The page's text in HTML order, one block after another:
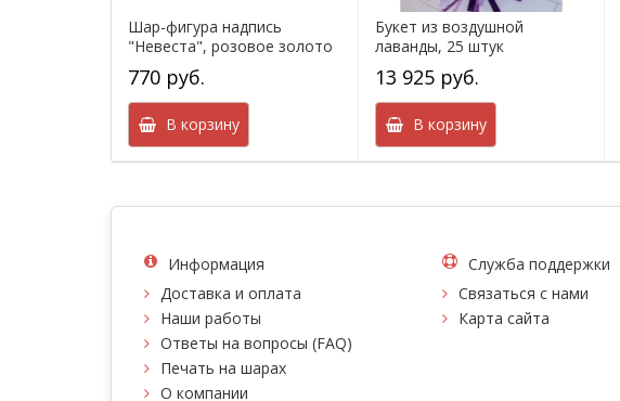
Шар-фигура надпись
"Невеста", розовое золото
770 руб.
В корзину
Букет из воздушной
лаванды, 25 штук
13 925 руб.
В корзину
Информация
Доставка и оплата
Наши работы
Ответы на вопросы (FAQ)
Печать на шарах
О компании
Служба поддержки
Связаться с нами
Карта сайта